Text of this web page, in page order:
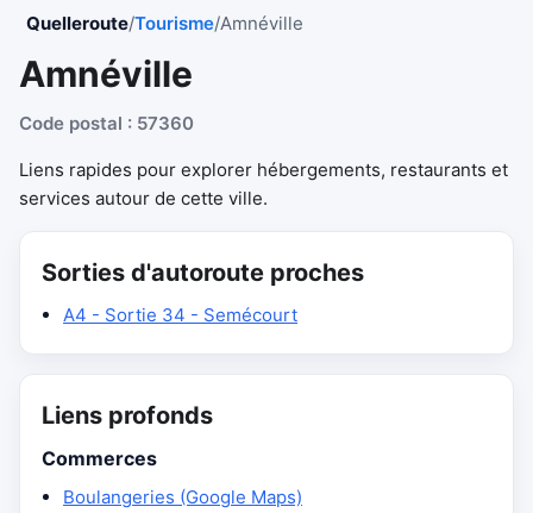
Quelleroute/Tourisme/Amnéville
Amnéville
Code postal : 57360
Liens rapides pour explorer hébergements, restaurants et
services autour de cette ville.
Sorties d'autoroute proches
A4 - Sortie 34 - Semécourt
Liens profonds
Commerces
Boulangeries (Google Maps)